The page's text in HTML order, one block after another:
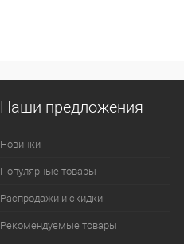
Наши предложения
Новинки
Популярные товары
Распродажи и скидки
Рекомендуемые товары